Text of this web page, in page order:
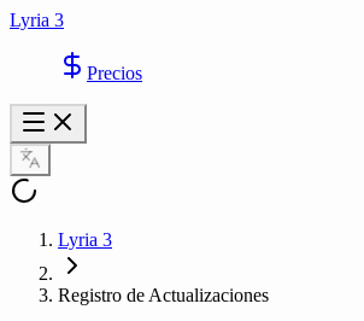
Lyria 3
Precios
Lyria 3
Registro de Actualizaciones